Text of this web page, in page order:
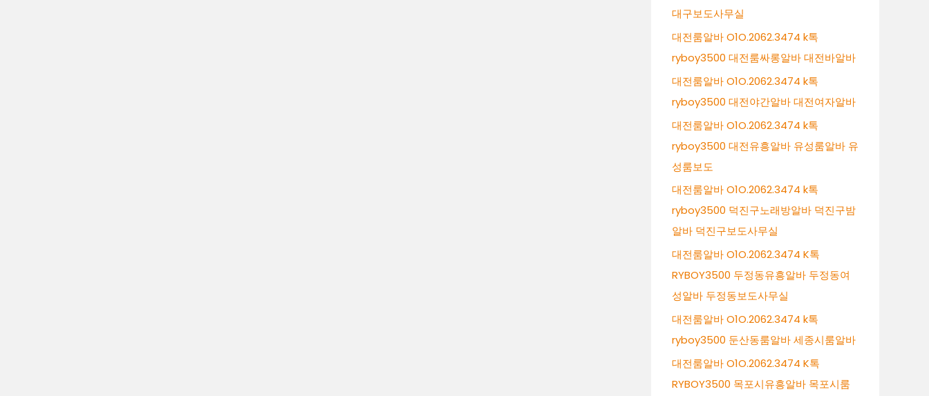
대구보도사무실
대전룸알바 O1O.2062.3474 k톡
ryboy3500 대전룸싸롱알바 대전바알바
대전룸알바 O1O.2062.3474 k톡
ryboy3500 대전야간알바 대전여자알바
대전룸알바 O1O.2062.3474 k톡
ryboy3500 대전유흥알바 유성룸알바 유
성룸보도
대전룸알바 O1O.2062.3474 k톡
ryboy3500 덕진구노래방알바 덕진구밤
알바 덕진구보도사무실
대전룸알바 O1O.2062.3474 K톡
RYBOY3500 두정동유흥알바 두정동여
성알바 두정동보도사무실
대전룸알바 O1O.2062.3474 k톡
ryboy3500 둔산동룸알바 세종시룸알바
대전룸알바 O1O.2062.3474 K톡
RYBOY3500 목포시유흥알바 목포시룸